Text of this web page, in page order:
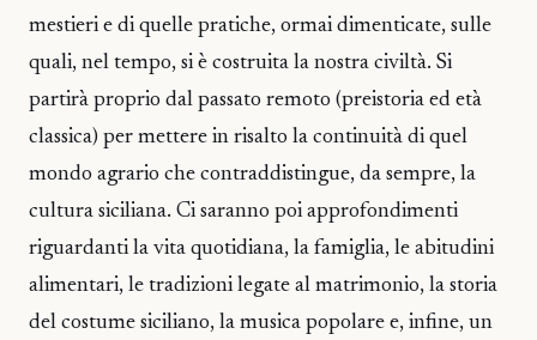
mestieri e di quelle pratiche, ormai dimenticate, sulle
quali, nel tempo, si è costruita la nostra civiltà. Si
partirà proprio dal passato remoto (preistoria ed età
classica) per mettere in risalto la continuità di quel
mondo agrario che contraddistingue, da sempre, la
cultura siciliana. Ci saranno poi approfondimenti
riguardanti la vita quotidiana, la famiglia, le abitudini
alimentari, le tradizioni legate al matrimonio, la storia
del costume siciliano, la musica popolare e, infine, un